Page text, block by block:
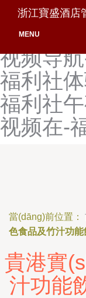
福利社
频69-福
视频导
福利社
福利社
视频在-
浙江寶盛酒店
MENU
當(dāng)前位置：
色食品及竹汁功
貴港實
汁功能